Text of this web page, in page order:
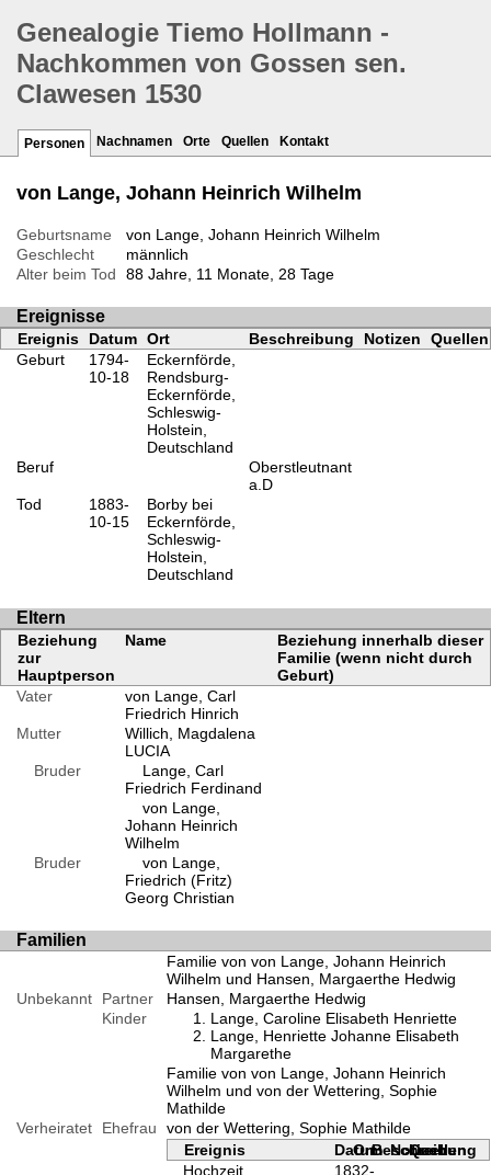
Genealogie Tiemo Hollmann -
Nachkommen von Gossen sen.
Clawesen 1530
Personen Nachnamen Orte Quellen Kontakt
von Lange, Johann Heinrich Wilhelm
Geburtsname
von Lange, Johann Heinrich Wilhelm
Geschlecht
männlich
Alter beim Tod
88 Jahre, 11 Monate, 28 Tage
Ereignisse
Ereignis Datum Ort Beschreibung Notizen
Quellen
Geburt
1794-
10-18
Eckernförde,
Rendsburg-
Eckernförde,
Schleswig-
Holstein,
Deutschland
Beruf
Oberstleutnant
a.D
Tod
1883-
10-15
Borby bei
Eckernförde,
Schleswig-
Holstein,
Deutschland
Eltern
Beziehung
zur
Hauptperson
Name
Beziehung innerhalb dieser
Familie (wenn nicht durch
Geburt)
Vater
von Lange, Carl
Friedrich Hinrich
Mutter
Willich, Magdalena
LUCIA
Bruder
Lange, Carl
Friedrich Ferdinand
von Lange,
Johann Heinrich
Wilhelm
Bruder
von Lange,
Friedrich (Fritz)
Georg Christian
Familien
Familie von von Lange, Johann Heinrich
Wilhelm und Hansen, Margaerthe Hedwig
Unbekannt
Partner
Hansen, Margaerthe Hedwig
Kinder
Lange, Caroline Elisabeth Henriette
Lange, Henriette Johanne Elisabeth
Margarethe
Familie von von Lange, Johann Heinrich
Wilhelm und von der Wettering, Sophie
Mathilde
Verheiratet
Ehefrau
von der Wettering, Sophie Mathilde
Ereignis
Datum
OrtBeschreibung
Notizen
Quellen
Hochzeit
1832-